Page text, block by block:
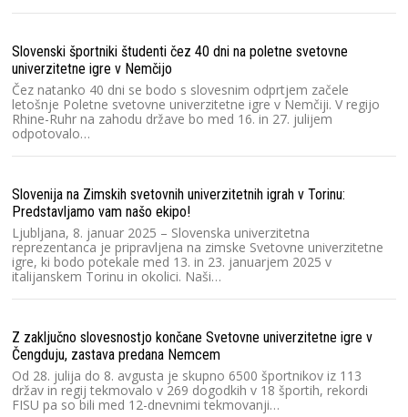
Slovenski športniki študenti čez 40 dni na poletne svetovne
univerzitetne igre v Nemčijo
Čez natanko 40 dni se bodo s slovesnim odprtjem začele
letošnje Poletne svetovne univerzitetne igre v Nemčiji. V regijo
Rhine-Ruhr na zahodu države bo med 16. in 27. julijem
odpotovalo…
Slovenija na Zimskih svetovnih univerzitetnih igrah v Torinu:
Predstavljamo vam našo ekipo!
Ljubljana, 8. januar 2025 – Slovenska univerzitetna
reprezentanca je pripravljena na zimske Svetovne univerzitetne
igre, ki bodo potekale med 13. in 23. januarjem 2025 v
italijanskem Torinu in okolici. Naši…
Z zaključno slovesnostjo končane Svetovne univerzitetne igre v
Čengduju, zastava predana Nemcem
Od 28. julija do 8. avgusta je skupno 6500 športnikov iz 113
držav in regij tekmovalo v 269 dogodkih v 18 športih, rekordi
FISU pa so bili med 12-dnevnimi tekmovanji…